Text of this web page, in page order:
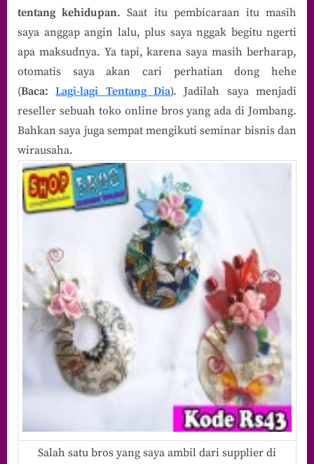
tentang kehidupan. Saat itu pembicaraan itu masih
saya anggap angin lalu, plus saya nggak begitu ngerti
apa maksudnya. Ya tapi, karena saya masih berharap,
otomatis saya akan cari perhatian dong hehe
(Baca:Lagi-lagi Tentang Dia). Jadilah saya menjadi
reseller sebuah toko online bros yang ada di Jombang.
Bahkan saya juga sempat mengikuti seminar bisnis dan
wirausaha.
Salah satu bros yang saya ambil dari supplier di